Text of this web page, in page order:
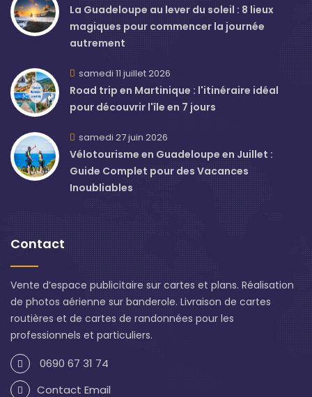
La Guadeloupe au lever du soleil : 8 lieux
magiques pour commencer la journée
autrement
samedi 11 juillet 2026
Road trip en Martinique : l'itinéraire idéal
pour découvrir l'île en 7 jours
samedi 27 juin 2026
Vélotourisme en Guadeloupe en Juillet :
Guide Complet pour des Vacances
Inoubliables
Contact
Vente d’espace publicitaire sur cartes et plans. Réalisation
de photos aérienne sur banderole. Livraison de cartes
routières et de cartes de randonnées pour les
professionnels et particuliers.
0690 67 31 74
Contact Email